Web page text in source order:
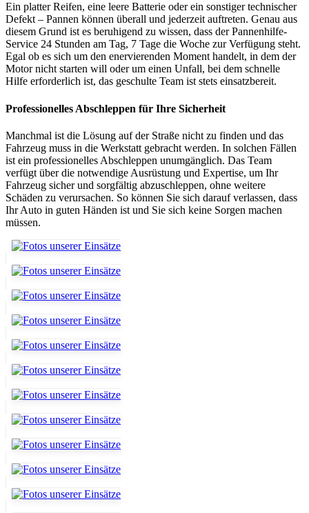
Ein platter Reifen, eine leere Batterie oder ein sonstiger technischer
Defekt – Pannen können überall und jederzeit auftreten. Genau aus
diesem Grund ist es beruhigend zu wissen, dass der Pannenhilfe-
Service 24 Stunden am Tag, 7 Tage die Woche zur Verfügung steht.
Egal ob es sich um den enervierenden Moment handelt, in dem der
Motor nicht starten will oder um einen Unfall, bei dem schnelle
Hilfe erforderlich ist, das geschulte Team ist stets einsatzbereit.
Professionelles Abschleppen für Ihre Sicherheit
Manchmal ist die Lösung auf der Straße nicht zu finden und das
Fahrzeug muss in die Werkstatt gebracht werden. In solchen Fällen
ist ein professionelles Abschleppen unumgänglich. Das Team
verfügt über die notwendige Ausrüstung und Expertise, um Ihr
Fahrzeug sicher und sorgfältig abzuschleppen, ohne weitere
Schäden zu verursachen. So können Sie sich darauf verlassen, dass
Ihr Auto in guten Händen ist und Sie sich keine Sorgen machen
müssen.